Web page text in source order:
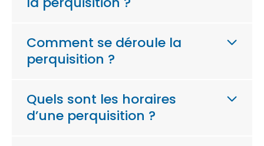
Comment se déroule la
perquisition ?
Quels sont les horaires
d’une perquisition ?